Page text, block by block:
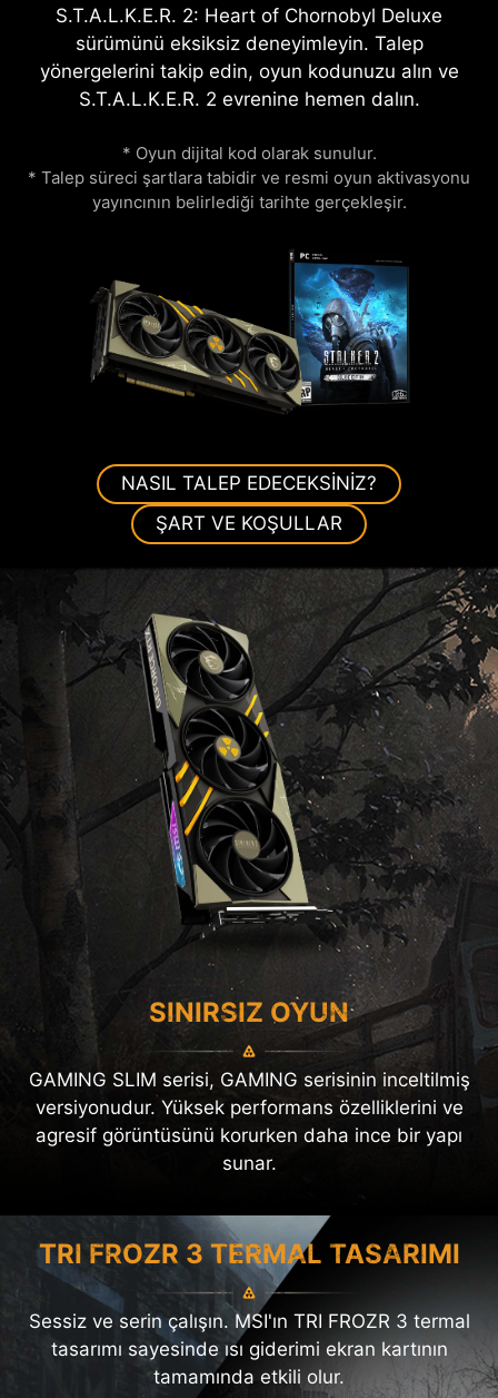
S.T.A.L.K.E.R. 2: Heart of Chornobyl Deluxe
sürümünü eksiksiz deneyimleyin. Talep
yönergelerini takip edin, oyun kodunuzu alın ve
S.T.A.L.K.E.R. 2 evrenine hemen dalın.
* Oyun dijital kod olarak sunulur.
* Talep süreci şartlara tabidir ve resmi oyun aktivasyonu
yayıncının belirlediği tarihte gerçekleşir.
NASIL TALEP EDECEKSİNİZ?
ŞART VE KOŞULLAR
SINIRSIZ OYUN
GAMING SLIM serisi, GAMING serisinin inceltilmiş
versiyonudur. Yüksek performans özelliklerini ve
agresif görüntüsünü korurken daha ince bir yapı
sunar.
TRI FROZR 3 TERMAL TASARIMI
Sessiz ve serin çalışın. MSI'ın TRI FROZR 3 termal
tasarımı sayesinde ısı giderimi ekran kartının
tamamında etkili olur.